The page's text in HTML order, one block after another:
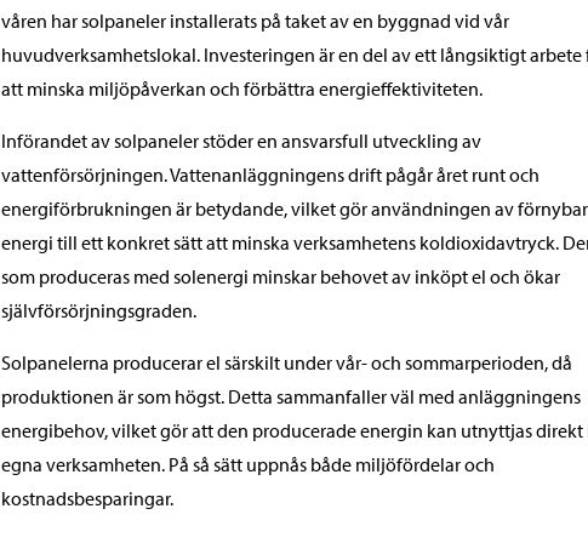
våren har solpaneler installerats på taket av en byggnad vid vår
huvudverksamhetslokal. Investeringen är en del av ett långsiktigt arbete
att minska miljöpåverkan och förbättra energieffektiviteten.
Införandet av solpaneler stöder en ansvarsfull utveckling av
vattenförsörjningen. Vattenanläggningens drift pågår året runt och
energiförbrukningen är betydande, vilket gör användningen av förnybar
energi till ett konkret sätt att minska verksamhetens koldioxidavtryck.
som produceras med solenergi minskar behovet av inköpt el och ökar
självförsörjningsgraden.
Solpanelerna producerar el särskilt under vår- och sommarperioden, då
produktionen är som högst. Detta sammanfaller väl med anläggningens
energibehov, vilket gör att den producerade energin kan utnyttjas direkt
egna verksamheten. På så sätt uppnås både miljöfördelar och
kostnadsbesparingar.